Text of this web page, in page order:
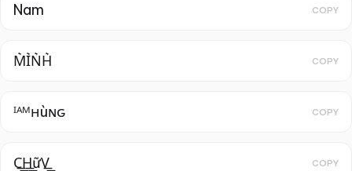
Nam COPY
M͛I͛N͛H͛ COPY
ᴵᴬᴹнùɴԍ COPY
C͟͟H͟͟ữV͟͟ COPY